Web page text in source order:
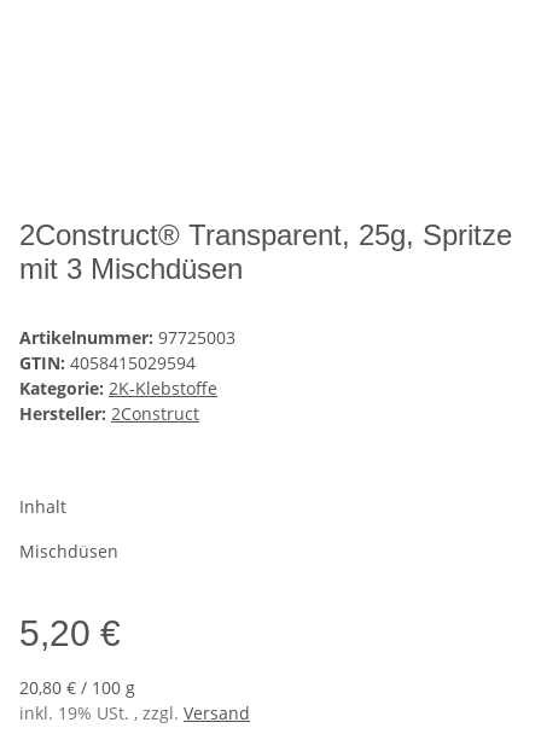
2Construct® Transparent, 25g, Spritze
mit 3 Mischdüsen
Artikelnummer: 97725003
GTIN: 4058415029594
Kategorie: 2K-Klebstoffe
Hersteller: 2Construct
Inhalt
Mischdüsen
5,20 €
20,80 € / 100 g
inkl. 19% USt. , zzgl. Versand